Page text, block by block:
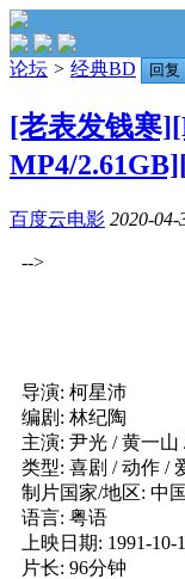
论坛 > 经典BD 回复
[老表发钱寒
MP4/
百度云电影 2020-04-
-->
导演: 柯星沛
编剧: 林纪陶
主演: 尹光 / 黄一
类型: 喜剧 / 动作 /
制片国家/地区: 中
语言: 粤语
上映日期: 1991-
片长: 96分钟